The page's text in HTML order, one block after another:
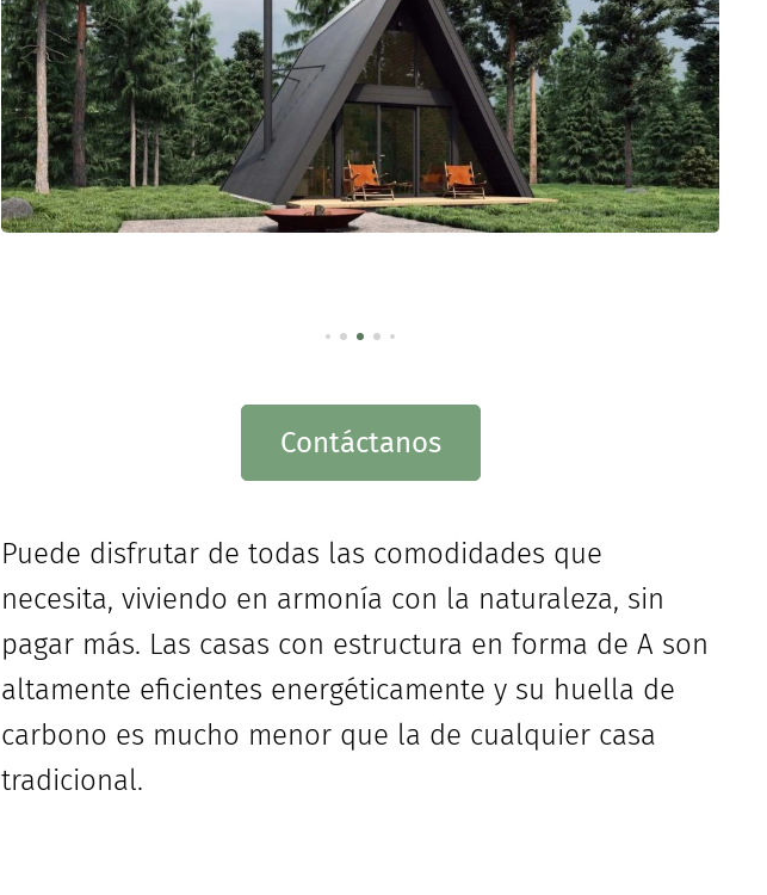
Contáctanos
Puede disfrutar de todas las comodidades que
necesita, viviendo en armonía con la naturaleza, sin
pagar más. Las casas con estructura en forma de A son
altamente eficientes energéticamente y su huella de
carbono es mucho menor que la de cualquier casa
tradicional.